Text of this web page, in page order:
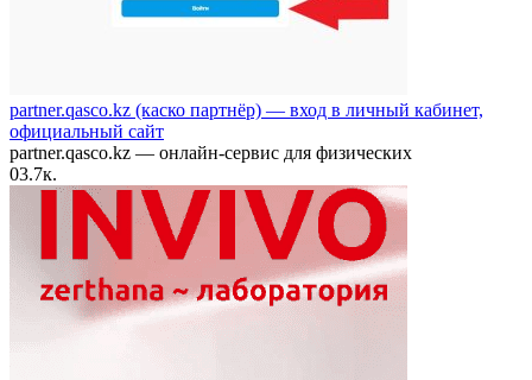
partner.qasco.kz (каско партнёр) — вход в личный кабинет,
официальный сайт
partner.qasco.kz — онлайн-сервис для физических
03.7к.